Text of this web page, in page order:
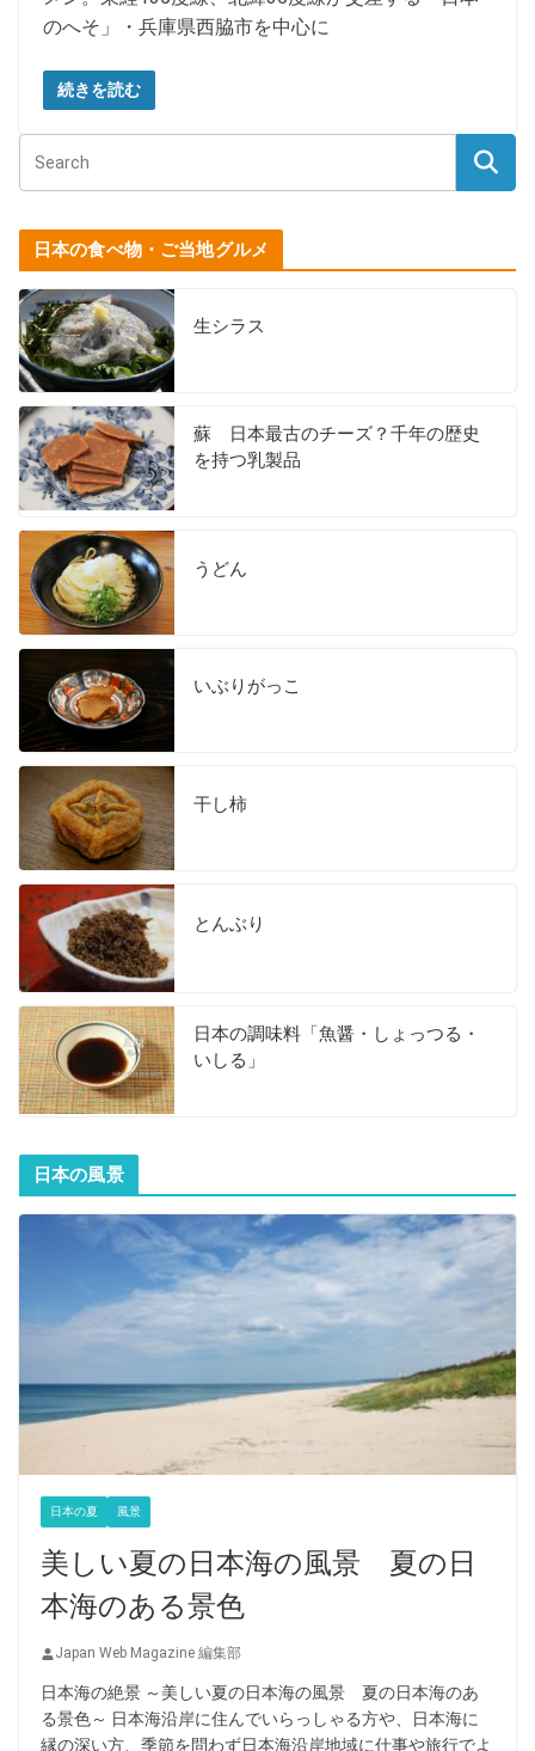
のへそ」・兵庫県西脇市を中心に
続きを読む
日本の食べ物・ご当地グルメ
生シラス
蘇 日本最古のチーズ？千年の歴史
を持つ乳製品
うどん
いぶりがっこ
干し柿
とんぶり
日本の調味料「魚醤・しょっつる・
いしる」
日本の風景
日本の夏 風景
美しい夏の日本海の風景 夏の日
本海のある景色
Japan Web Magazine 編集部
日本海の絶景 ～美しい夏の日本海の風景 夏の日本海のあ
る景色～ 日本海沿岸に住んでいらっしゃる方や、日本海に
縁の深い方、季節を問わず日本海沿岸地域に仕事や旅行でよ